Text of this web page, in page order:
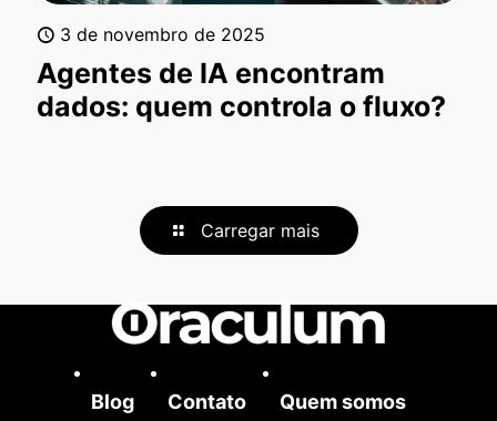
3 de novembro de 2025
Agentes de IA encontram
dados: quem controla o fluxo?
Carregar mais
Blog Contato Quem somos